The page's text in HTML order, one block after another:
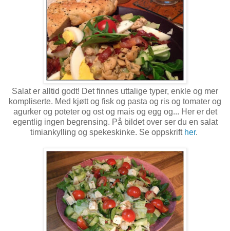
Salat er alltid godt! Det finnes uttalige typer, enkle og mer
kompliserte. Med kjøtt og fisk og pasta og ris og tomater og
agurker og poteter og ost og mais og egg og... Her er det
egentlig ingen begrensing. På bildet over ser du en salat
timiankylling og spekeskinke. Se oppskrift her.